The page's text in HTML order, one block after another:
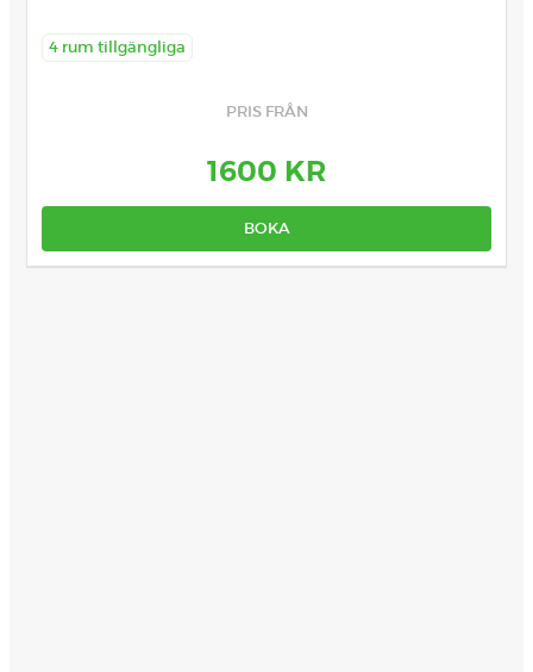
4 rum tillgängliga
PRIS FRÅN
1600 KR
BOKA